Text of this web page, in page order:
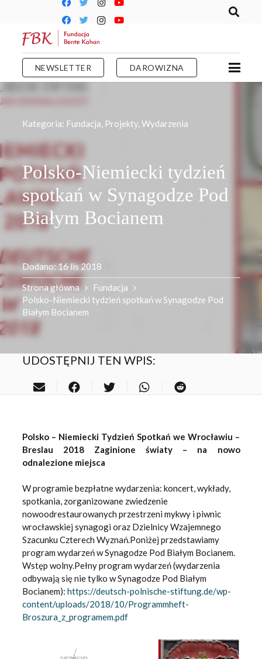
NEWSLETTER DAROWIZNA
Kategoria: Fundacja, Projekty,Wydarzenia
Polsko-Niemiecki tydzień
spotkań w Synagodze Pod
Białym Bocianem
Dodano:16 lis 2018
Strona główna
Fundacja
Polsko-Niemiecki tydzień spotkań w Synagodze Pod
Białym Bocianem
UDOSTĘPNIJ TEN WPIS:
Polsko – Niemiecki Tydzień Spotkań we Wrocławiu –
Breslau 2018
Zaginione światy – na nowo
odnalezione miejsca
W programie bezpłatne wydarzenia: koncert, wykłady,
spotkania, zorganizowane zwiedzenie
nowoodrestaurowanych przestrzeni mykwy i piwnic
wrocławskiej synagogi oraz Dzielnicy Wzajemnego
Szacunku Czterech Wyznań.Poniżej przedstawiamy
program wydarzeń w Synagodze Pod Białym Bocianem.
Wstęp wolny.Pełny program wydarzeń (wydarzenia
odbywają się nie tylko w Synagodze Pod Białym
Bocianem): https://deutsch-polnische-stiftung.de/wp-
content/uploads/2018/10/Programmheft-
Broszura_z_programem.pdf